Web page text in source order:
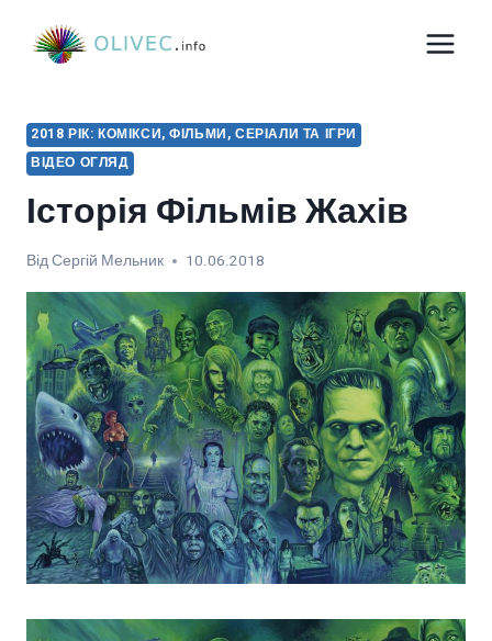
2018 РІК: КОМІКСИ, ФІЛЬМИ, СЕРІАЛИ ТА ІГРИ
ВІДЕО ОГЛЯД
Історія Фільмів Жахів
ВідСергій Мельник 10.06.2018